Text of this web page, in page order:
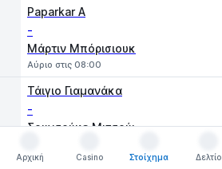
Paparkar A
-
Μάρτιν Μπόρισιουκ
Αύριο στις 08:00
Τάιγιο Γιαμανάκα
-
Σουνσούκε Μιτσούι
Αρχική
Casino
Στοίχημα
Δελτίο